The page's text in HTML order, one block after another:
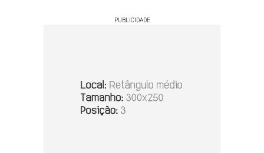
PUBLICIDADE